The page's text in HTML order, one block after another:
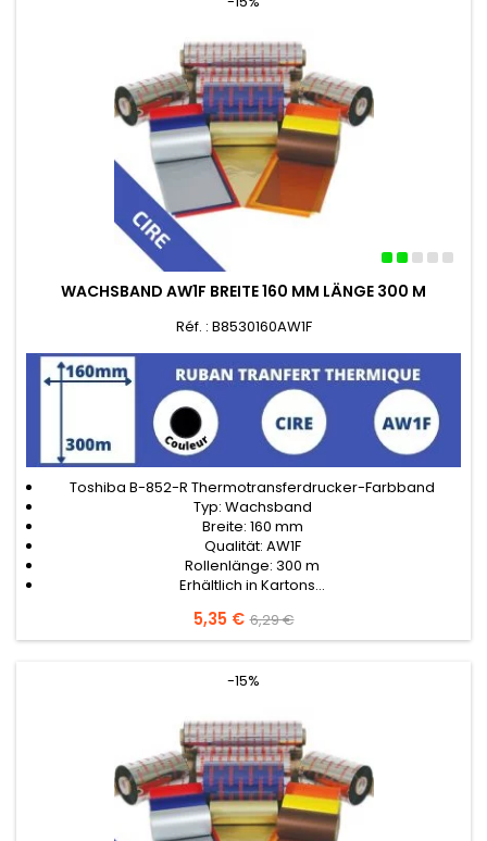
WACHSBAND AW1F BREITE 160 MM LÄNGE 300 M
Réf. : B8530160AW1F
Toshiba B-852-R Thermotransferdrucker-Farbband
Typ: Wachsband
Breite: 160 mm
Qualität: AW1F
Rollenlänge: 300 m
Erhältlich in Kartons...
Preis
5,35 € Verkaufspreis
6,29 €
-15%